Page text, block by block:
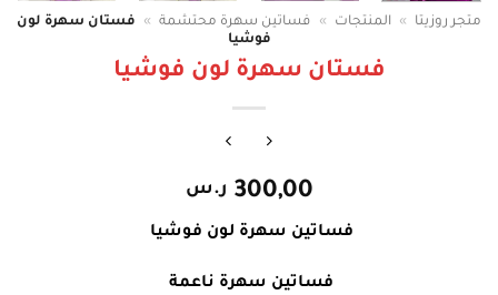
متجر روزيتا » المنتجات » فساتين سهرة محتشمة »
فستان سهرة لون
فوشيا
فستان سهرة لون فوشيا
300,00 ر.س
فساتين سهرة لون فوشيا
فساتين سهرة ناعمة